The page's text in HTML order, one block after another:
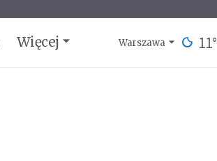
Więcej Warszawa 11°